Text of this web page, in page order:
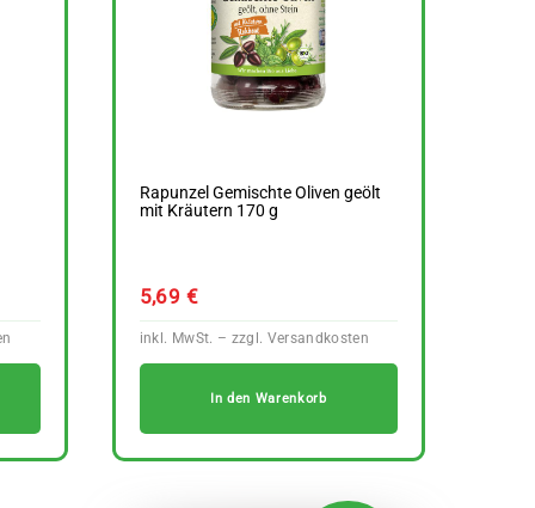
Rapunzel Gemischte Oliven geölt
mit Kräutern 170 g
5,69 €
In den Warenkorb